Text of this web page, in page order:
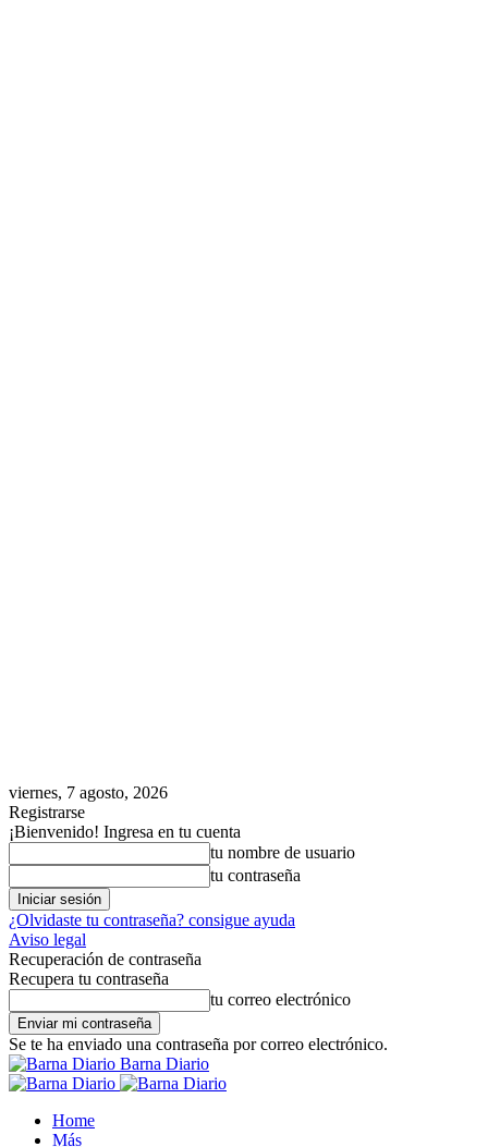
viernes, 7 agosto, 2026
Registrarse
¡Bienvenido! Ingresa en tu cuenta
tu nombre de usuario
tu contraseña
¿Olvidaste tu contraseña? consigue ayuda
Aviso legal
Recuperación de contraseña
Recupera tu contraseña
tu correo electrónico
Se te ha enviado una contraseña por correo electrónico.
Barna Diario
Home
Más